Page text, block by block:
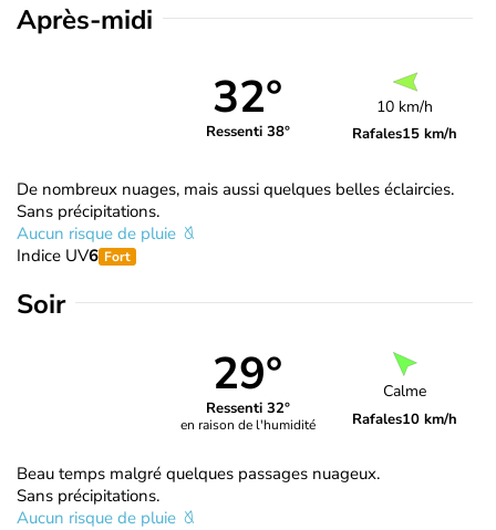
Après-midi
32°
Ressenti 38°
10 km/h
Rafales15 km/h
De nombreux nuages, mais aussi quelques belles éclaircies.
Sans précipitations.
Aucun risque de pluie
Indice UV6 Fort
Soir
29°
Ressenti 32°
en raison de l'humidité
Calme
Rafales10 km/h
Beau temps malgré quelques passages nuageux.
Sans précipitations.
Aucun risque de pluie